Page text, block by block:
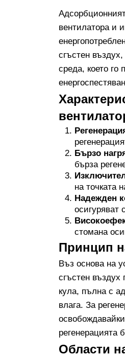
вентилатора и
сгъстен
среда, което го
Бързо
бърза
на точката
Надежден
осигуряват
стомана
Принцип
Въз основа на
сгъстен
кула, пълна с
влага. За
регенерацията
Области